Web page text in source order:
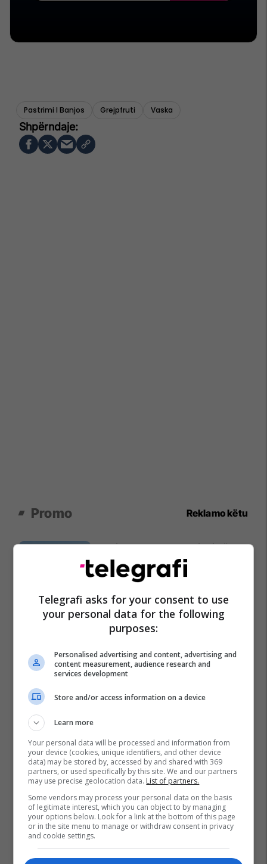
Pastrimi I Banjos Grejpfruti Vaska
Promo Reklamo këtu
Holiday In 2 – banesa juaj për
pushime pranë detit
Edil Project
Plan B – reklamoni biznesin tuaj
aty ku është audienca shqiptare
në Zvicër
Sigurimi i biznesit me NOVATRA
Vermögensberatung AG
IMAX/ Cineplexx në Albi Mall,
thyen rekorde rajonale me
"Odisea"
Albi Mall
Telegrafi asks for your consent to use
your personal data for the following
purposes:
Personalised advertising and content, advertising and
content measurement, audience research and
services development
Store and/or access information on a device
Learn more
Your personal data will be processed and information from
your device (cookies, unique identifiers, and other device
data) may be stored by, accessed by and shared with 369
partners, or used specifically by this site. We and our partners
may use precise geolocation data. List of partners.
Some vendors may process your personal data on the basis
of legitimate interest, which you can object to by managing
your options below. Look for a link at the bottom of this page
or in the site menu to manage or withdraw consent in privacy
and cookie settings.